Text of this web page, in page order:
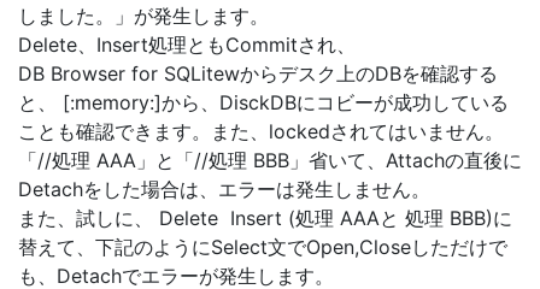
しました。」が発生します。
Delete、Insert処理ともCommitされ、
DB Browser for SQLitewからデスク上のDBを確認する
と、 [:memory:]から、DisckDBにコビーが成功している
ことも確認できます。また、lockedされてはいません。
「//処理 AAA」と「//処理 BBB」省いて、Attachの直後に
Detachをした場合は、エラーは発生しません。
また、試しに、 Delete Insert (処理 AAAと 処理 BBB)に
替えて、下記のようにSelect文でOpen,Closeしただけで
も、Detachでエラーが発生します。